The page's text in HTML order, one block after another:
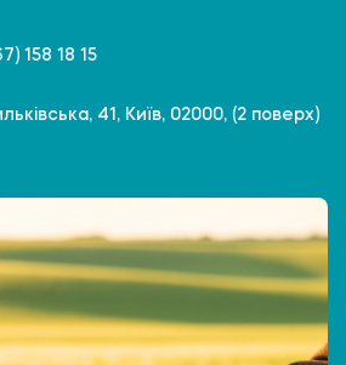
158 18 15
41, Київ, 02000, (2 поверх)